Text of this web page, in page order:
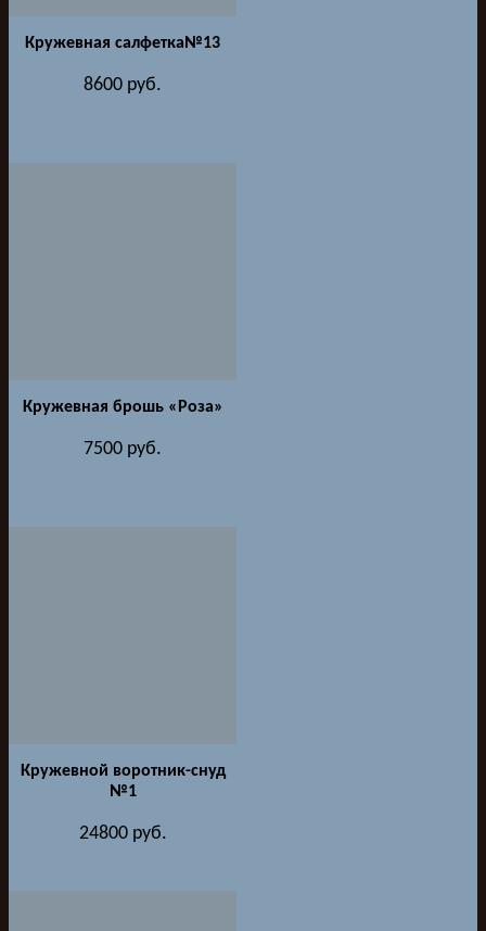
Кружевная салфетка№13
8600 руб.
Кружевная брошь «Роза»
7500 руб.
Кружевной воротник-снуд
№1
24800руб.